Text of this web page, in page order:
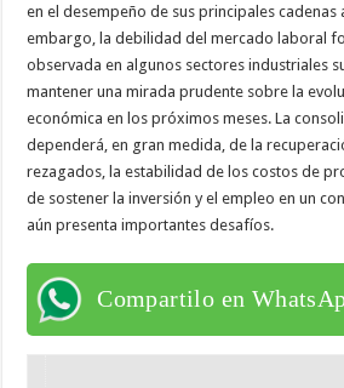
en el desempeño de sus principales cadenas
embargo, la debilidad del mercado laboral
observada en algunos sectores industriales
mantener una mirada prudente sobre la
económica en los próximos meses. La
dependerá, en gran medida, de la
rezagados, la estabilidad de los costos de
de sostener la inversión y el empleo en un
aún presenta importantes desafíos.
Compartilo en